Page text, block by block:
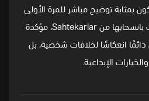
بمثابة توضيح مباشر للمرة الأولى
حول الملابسات التي أحاطت بانسحابها من Sahtekarlar، مؤكدة
دائمًا انعكاسًا لخلافات شخصية، بل
الإبداعية.